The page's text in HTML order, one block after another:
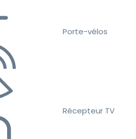
Porte-vélos
Récepteur TV